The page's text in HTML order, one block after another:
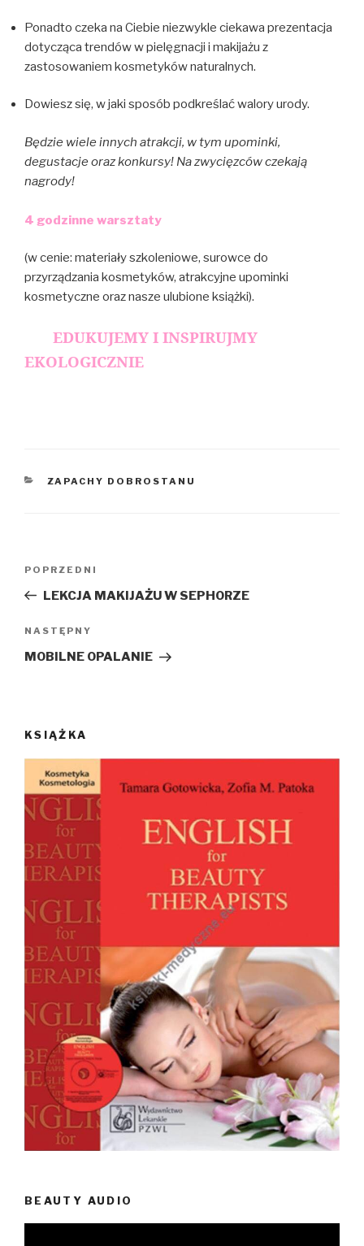
Ponadto czeka na Ciebie niezwykle ciekawa prezentacja
dotycząca trendów w pielęgnacji i makijażu z
zastosowaniem kosmetyków naturalnych.
Dowiesz się, wjaki sposób podkreślać walory urody.
Będzie wiele innych atrakcji, w tym upominki,
degustacje oraz konkursy! Na zwycięzców czekają
nagrody!
4 godzinne warsztaty
(w cenie: materiały szkoleniowe, surowce do
przyrządzania kosmetyków, atrakcyjne upominki
kosmetyczne oraz nasze ulubione książki).
EDUKUJEMY I INSPIRUJMY
EKOLOGICZNIE
KATEGORIE
ZAPACHY DOBROSTANU
Nawigacja
Poprzedni
wpis
POPRZEDNI
LEKCJA MAKIJAŻU W SEPHORZE
Następny
wpis
NASTĘPNY
MOBILNE OPALANIE
KSIĄŻKA
BEAUTY AUDIO